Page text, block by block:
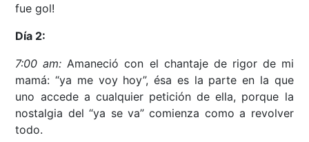
fue gol!
Día 2:
7:00 am: Amaneció con el chantaje de rigor de mi
mamá: “ya me voy hoy”, ésa es la parte en la que
uno accede a cualquier petición de ella, porque la
nostalgia del “ya se va” comienza como a revolver
todo.